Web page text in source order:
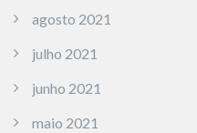
agosto 2021
julho 2021
junho 2021
maio 2021